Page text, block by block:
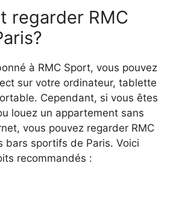
regarder RMC
à RMC Sport, vous pouvez
sur votre ordinateur, tablette
Cependant, si vous êtes
louez un appartement sans
vous pouvez regarder RMC
bars sportifs de Paris. Voici
recommandés :